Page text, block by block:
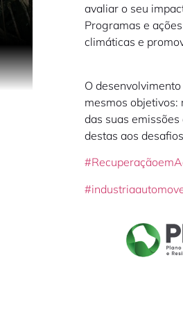
avaliar o seu
Programas e
climáticas e
O
mesmos objetivos:
das suas
destas aos